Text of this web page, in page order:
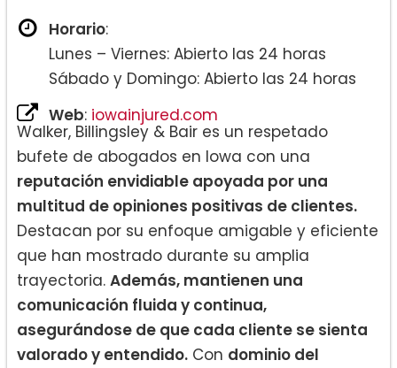
Horario:
Lunes – Viernes: Abierto las 24 horas
Sábado y Domingo: Abierto las 24 horas
Web: iowainjured.com
Walker, Billingsley & Bair es un respetado
bufete de abogados en Iowa con una
reputación envidiable apoyada por una
multitud de opiniones positivas de clientes.
Destacan por su enfoque amigable y eficiente
que han mostrado durante su amplia
trayectoria. Además, mantienen una
comunicación fluida y continua,
asegurándose de que cada cliente se sienta
valorado y entendido. Con dominio del